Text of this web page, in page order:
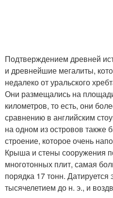
Подтверждением древней
и древнейшие мегалиты,
недалеко от уральского
Они размещались на
километров, то есть, они
сравнению в английским
на одном из островов также
строение, которое очень
Крыша и стены сооружения
многотонных плит, самая
порядка 17 тонн. Датируется
тысячелетием до н. э., и